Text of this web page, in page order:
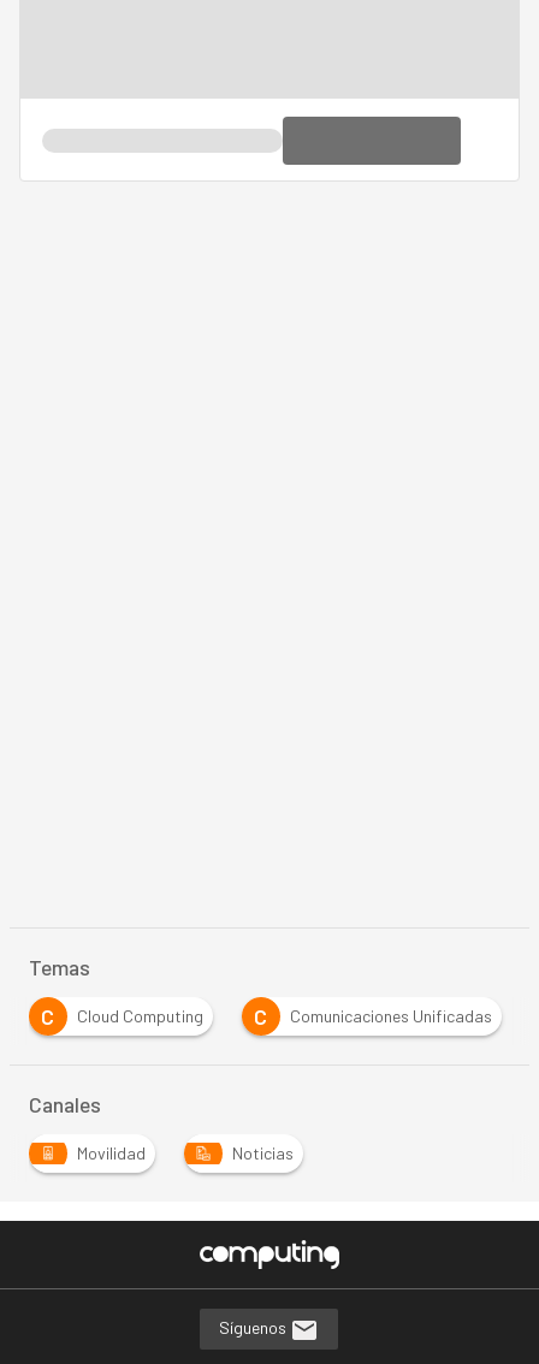
Temas
C
Cloud Computing C Comunicaciones Unificadas
Canales
Movilidad Noticias
Síguenos